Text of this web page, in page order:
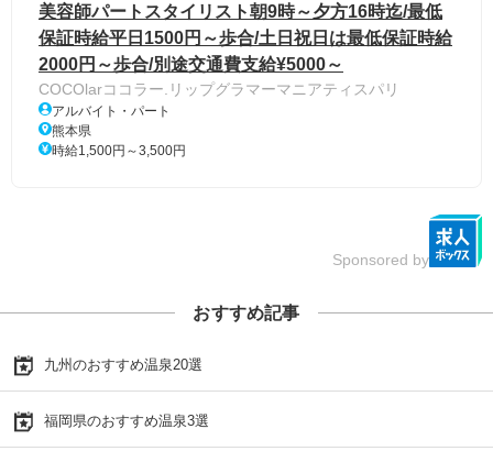
美容師パートスタイリスト朝9時～夕方16時迄/最低
保証時給平日1500円～歩合/土日祝日は最低保証時給
2000円～歩合/別途交通費支給¥5000～
COCOlarココラー.リップグラマーマニアティスパリ
アルバイト・パート
熊本県
時給1,500円～3,500円
Sponsored by
おすすめ記事
九州のおすすめ温泉20選
福岡県のおすすめ温泉3選